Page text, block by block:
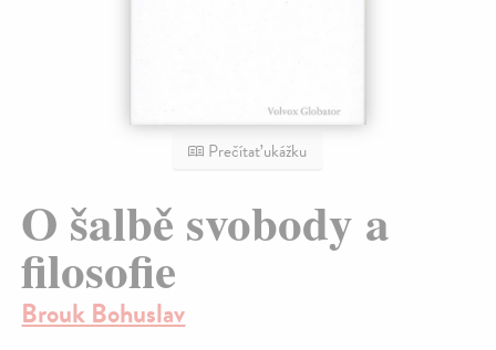
Prečítať ukážku
O šalbě svobody a
filosofie
Brouk Bohuslav